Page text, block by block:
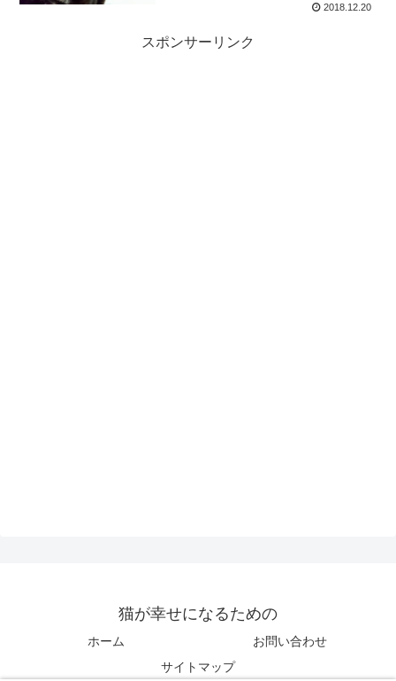
2018.12.20
スポンサーリンク
猫が幸せになるための
ホーム
お問い合わせ
サイトマップ